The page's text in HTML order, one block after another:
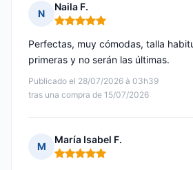
N
Naila F.
Nota: 5 de 5
Publicado el 28/07/2026 à 03h39
tras una compra de 15/07/2026
Perfectas, muy cómodas, talla
primeras y no serán las últimas.
M
María Isabel F.
Nota: 5 de 5